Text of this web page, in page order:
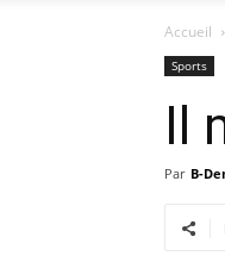
Accueil
Sports
Il
Par B-